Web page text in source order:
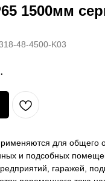
1500мм
48-4500-K03
для общего
и подсобных
гаражей,